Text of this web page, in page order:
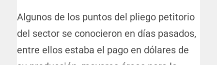
Algunos de los puntos del pliego petitorio
del sector se conocieron en días pasados,
entre ellos estaba el pago en dólares de